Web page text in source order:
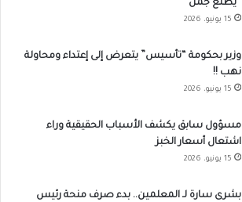
“يطلع جمل”
15 يونيو، 2026
وزير بحكومة “تأسيس” يتعرض إلى إعتداء ومحاولة
نهب !!
15 يونيو، 2026
مسؤول سابق يكشف الأسباب الحقيقية وراء
اشتعال أسعار الخبز
15 يونيو، 2026
بشرى سارة لـ المعلمين.. بدء صرف منحة رئيس